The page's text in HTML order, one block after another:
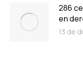
286
en
13 de